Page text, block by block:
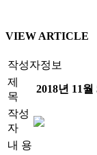
VIEW ARTICLE
작성자정보
제
목
2018년 11
작성
자
내 용